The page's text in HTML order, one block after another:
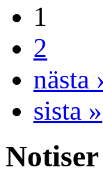
1
2
nästa ›
sista »
Notiser